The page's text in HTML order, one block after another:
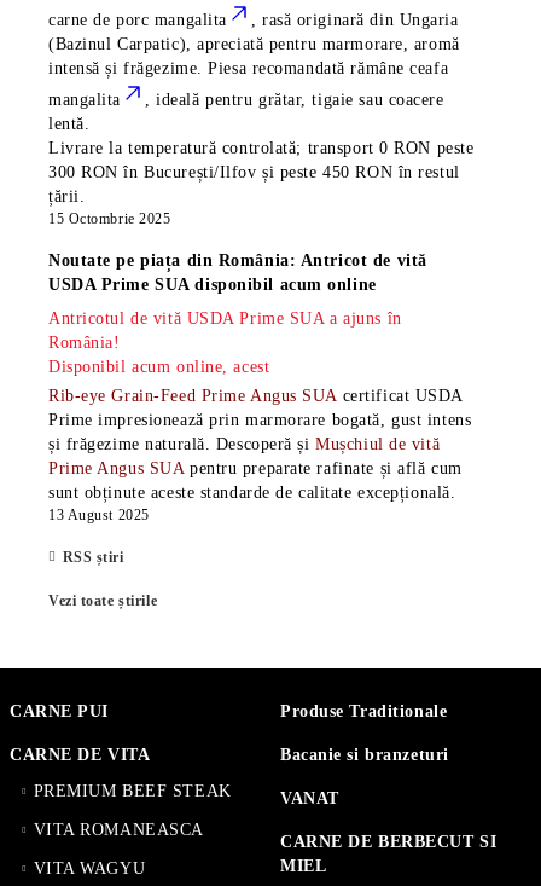
carne de porc mangalita , rasă originară din Ungaria
(Bazinul Carpatic), apreciată pentru marmorare, aromă
intensă și frăgezime. Piesa recomandată rămâneceafa
mangalita
, ideală pentru grătar, tigaie sau coacere
lentă.
Livrare la temperatură controlată; transport 0 RON peste
300 RON în București/Ilfov și peste 450 RON în restul
țării.
15 Octombrie 2025
Noutate pe piața din România: Antricot de vită
USDA Prime SUA disponibil acum online
Antricotul de vită USDA Prime SUA a ajuns în
România!
Disponibil acum online, acest
Rib-eye Grain-Feed Prime Angus SUA certificat USDA
Prime impresionează prin marmorare bogată, gust intens
și frăgezime naturală. Descoperă șiMușchiul de vită
Prime Angus SUA pentru preparate rafinate și află cum
sunt obținute aceste standarde de calitate excepțională.
13 August 2025
RSS știri
Vezi toate știrile
CARNE PUI
CARNE DE VITA
PREMIUM BEEF STEAK
VITA ROMANEASCA
VITA WAGYU
Produse Traditionale
Bacanie si branzeturi
VANAT
CARNE DE BERBECUT SI
MIEL